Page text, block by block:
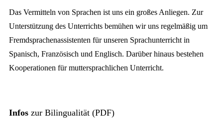
Das Vermitteln von Sprachen ist uns ein großes Anliegen. Zur
Unterstützung des Unterrichts bemühen wir uns regelmäßig um
Fremdsprachenassistenten für unseren Sprachunterricht in
Spanisch, Französisch und Englisch. Darüber hinaus bestehen
Kooperationen für muttersprachlichen Unterricht.
Infos zur Bilingualität (PDF)